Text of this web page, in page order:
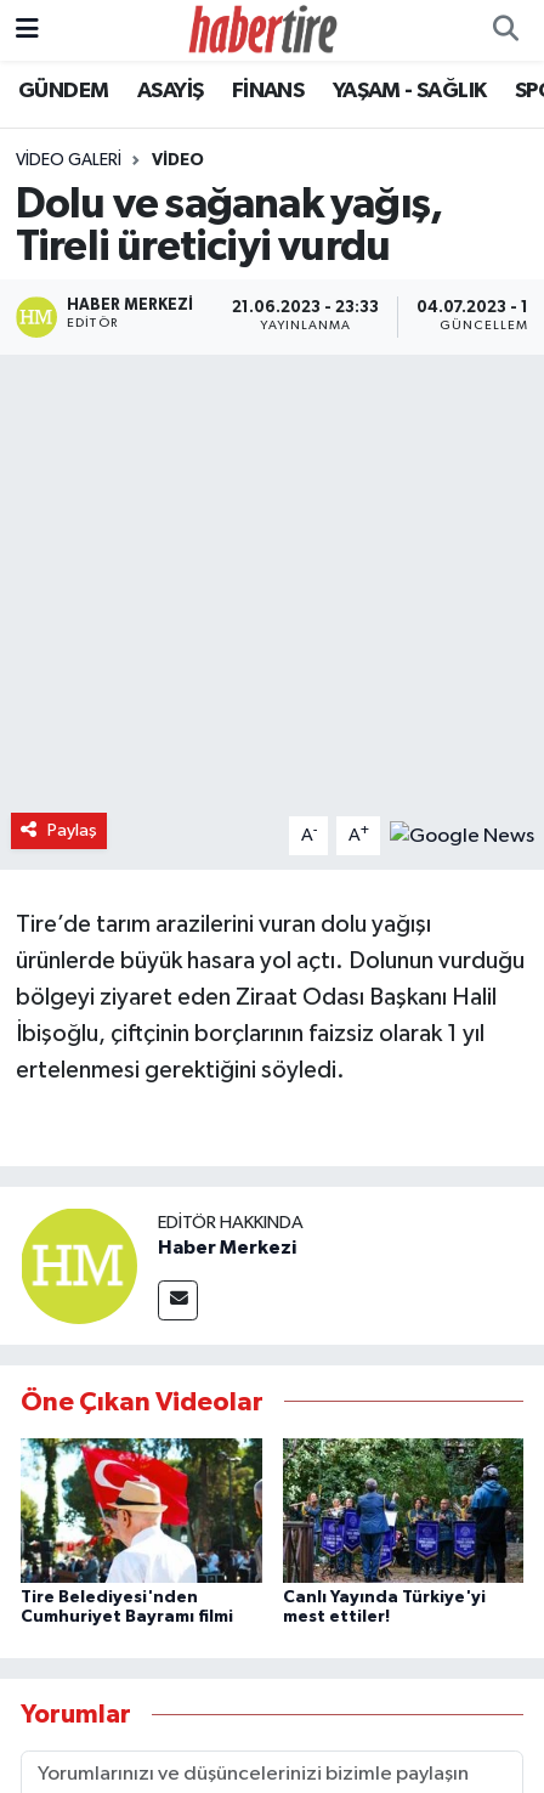
GÜNDEM ASAYİŞ FİNANS YAŞAM - SAĞLIK
VIDEO GALERI VIDEO
Dolu ve sağanak yağış,
Tireli üreticiyi vurdu
HABER MERKEZI
EDITÖR
21.06.2023 - 23:33
YAYINLANMA
04.07.2023 -
GÜNCELLEME
Paylaş A- A+
Tire’de tarım arazilerini vuran dolu yağışı
ürünlerde büyük hasara yol açtı. Dolunun vurduğu
bölgeyi ziyaret eden Ziraat Odası Başkanı Halil
İbişoğlu, çiftçinin borçlarının faizsiz olarak 1 yıl
ertelenmesi gerektiğini söyledi.
EDITÖR HAKKINDA
Haber Merkezi
Öne Çıkan Videolar
Tire Belediyesi'nden
Cumhuriyet Bayramı filmi
Canlı Yayında Türkiye'yi
mest ettiler!
Yorumlar
Tire Nöbetçi Eczaneler
Tire Hava Durumu
Tire Trafik Yoğunluk Haritası